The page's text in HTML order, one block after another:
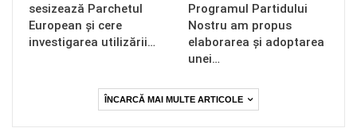
sesizează Parchetul
European și cere
investigarea utilizării…
Programul Partidului
Nostru am propus
elaborarea și adoptarea
unei…
ÎNCARCĂ MAI MULTE ARTICOLE